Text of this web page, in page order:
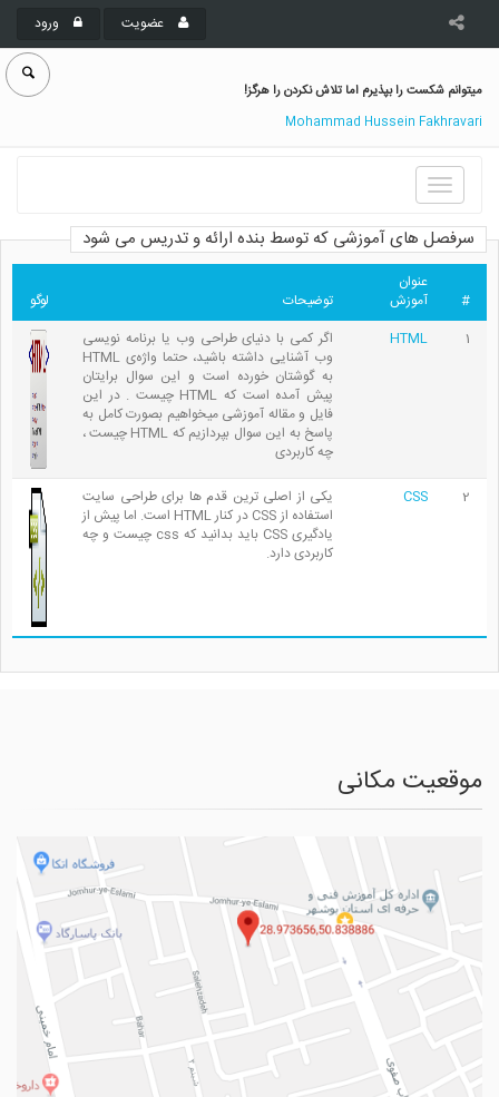
عضویت ورود
میتوانم شکست را بپذیرم اما تلاش نکردن را هرگز!
Mohammad Hussein Fakhravari
Toggle
navigation
سرفصل های آموزشی که توسط بنده ارائه و تدریس می شود
#
عنوان
آموزش
توضیحات
لوگو
1
HTML
اگر کمی با دنیای طراحی وب یا برنامه نویسی
وب آشنایی داشته باشید، حتما واژه‌ی HTML
به گوشتان خورده است و این سوال برایتان
پیش آمده است که HTML چیست . در این
فایل و مقاله آموزشی میخواهیم بصورت کامل به
پاسخ به این سوال بپردازیم که HTML چیست ،
چه کاربردی
2
CSS
یکی از اصلی ترین قدم ها برای طراحی سایت
استفاده از CSS در کنار HTML است. اما پیش از
یادگیری CSS باید بدانید که css چیست و چه
کاربردی دارد.
موقعیت مکانی